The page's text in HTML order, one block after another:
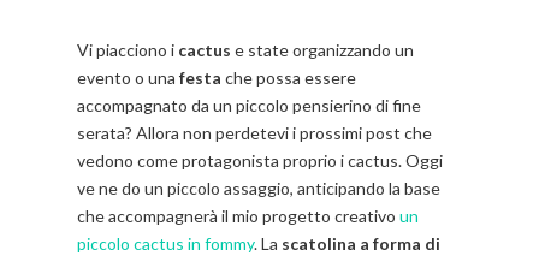
Vi piacciono i cactus e state organizzando un
evento o una festa che possa essere
accompagnato da un piccolo pensierino di fine
serata? Allora non perdetevi i prossimi post che
vedono come protagonista proprio i cactus. Oggi
ve ne do un piccolo assaggio, anticipando la base
che accompagnerà il mio progetto creativo un
piccolo cactus in fommy. La scatolina a forma di